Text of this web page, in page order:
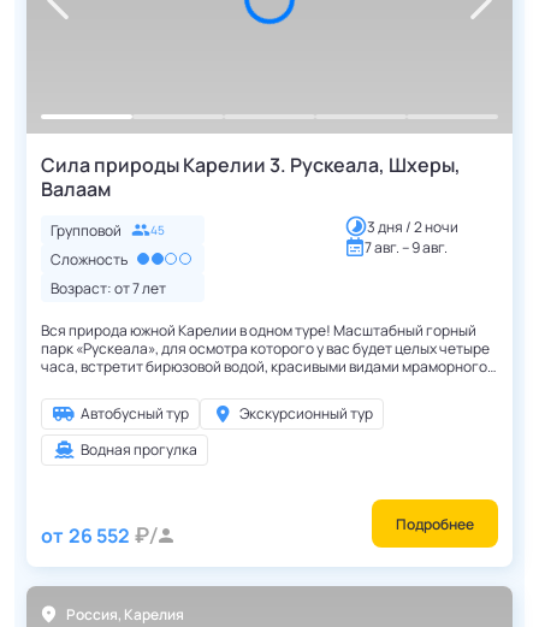
Сила природы Карелии 3. Рускеала, Шхеры,
Валаам
Групповой 45
Сложность
Возраст: от7лет
3 дня / 2 ночи
7 авг. – 9 авг.
Вся природа южной Карелии в одном туре! Масштабный горный
парк «Рускеала», для осмотра которого у вас будет целых четыре
часа, встретит бирюзовой водой, красивыми видами мраморного
песчаными пляжами для отдыха, красивыми скалистыми
берегами и загадочными мшистыми экотропами поразит
разнообразными пейзажами. Кроме того, в туре вас ждут древние
лабиринты, камни желания, долины мхов и оригинальные
Автобусный тур
Экскурсионный тур
Водная прогулка
от 26 552 Подробнее
Россия, Карелия